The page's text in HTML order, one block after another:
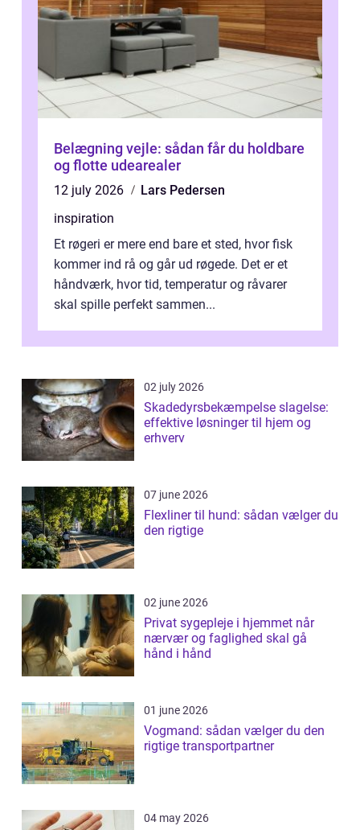
Belægning vejle: sådan får du holdbare
og flotte udearealer
12 july 2026
Lars Pedersen
inspiration
Et røgeri er mere end bare et sted, hvor fisk
kommer ind rå og går ud røgede. Det er et
håndværk, hvor tid, temperatur og råvarer
skal spille perfekt sammen...
02 july 2026
Skadedyrsbekæmpelse slagelse:
effektive løsninger til hjem og
erhverv
07 june 2026
Flexliner til hund: sådan vælger du
den rigtige
02 june 2026
Privat sygepleje i hjemmet når
nærvær og faglighed skal gå
hånd i hånd
01 june 2026
Vogmand: sådan vælger du den
rigtige transportpartner
04 may 2026